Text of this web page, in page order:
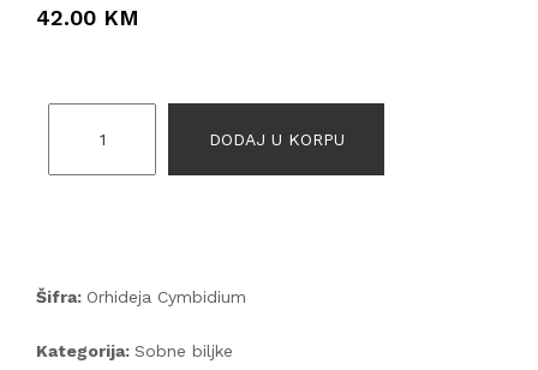
42.00 KM
DODAJ U KORPU
Šifra: Orhideja Cymbidium
Kategorija: Sobne biljke